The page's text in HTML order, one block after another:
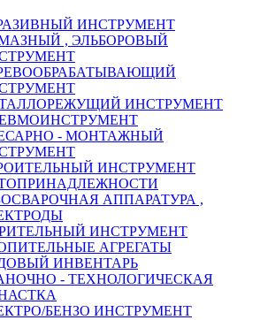
ИНСТРУМЕНТ
, ЭЛЬБОРОВЫЙ
ИНСТРУМЕНТ
- МОНТАЖНЫЙ
ИНСТРУМЕНТ
АППАРАТУРА ,
ИНСТРУМЕНТ
АГРЕГАТЫ
ИНВЕНТАРЬ
- ТЕХНОЛОГИЧЕСКАЯ
БЕНЗО ИНСТРУМЕНТ